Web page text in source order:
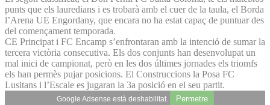
punts que els lauredians i es trobarà amb el cuer de la taula, el Borda
l’Arena UE Engordany, que encara no ha estat capaç de puntuar des
del començament temporada.
CE Principat i FC Encamp s’enfrontaran amb la intenció de sumar la
tercera victòria consecutiva. Els dos conjunts han desenvolupat un
mal inici de campionat, però en les dos últimes jornades els triomfs
els han permès pujar posicions. El Construccions la Posa FC
Lusitans i l’Escale es jugaran la 3a posició en el seu partit.
Google Adsense està deshabilitat. Permetre